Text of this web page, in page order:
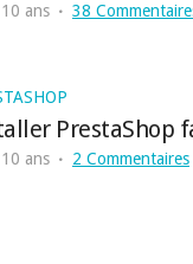
ans 38
PrestaShop
ans 2 Commentaires